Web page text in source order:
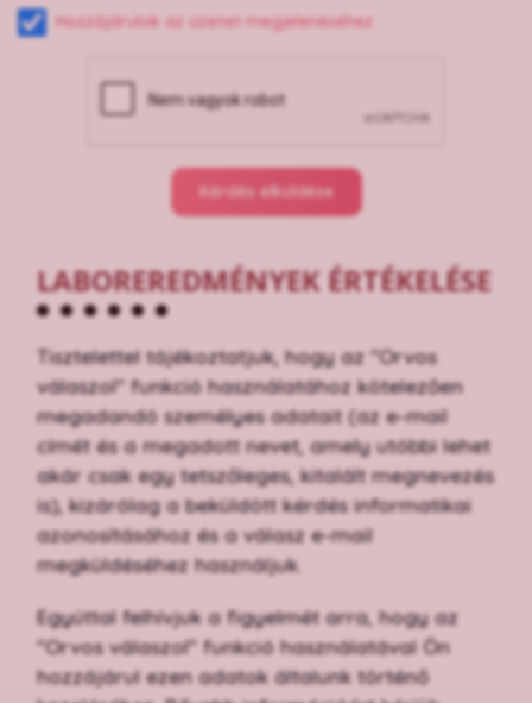
Hozzájárulok az üzenet megjelenéséhez
Kérdés elküldése
LABOREREDMÉNYEK ÉRTÉKELÉSE
Tisztelettel tájékoztatjuk, hogy az "Orvos
válaszol" funkció használatához kötelezően
megadandó személyes adatait (az e-mail
címét és a megadott nevet, amely utóbbi lehet
akár csak egy tetszőleges, kitalált megnevezés
is), kizárólag a beküldött kérdés informatikai
azonosításához és a válasz e-mail
megküldéséhez használjuk.
Egyúttal felhívjuk a figyelmét arra, hogy az
"Orvos válaszol" funkció használatával Ön
hozzájárul ezen adatok általunk történő